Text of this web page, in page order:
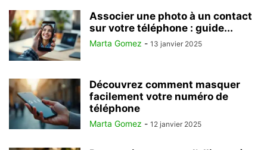
Associer une photo à un contact
sur votre téléphone : guide...
Marta Gomez - 13 janvier 2025
Découvrez comment masquer
facilement votre numéro de
téléphone
Marta Gomez - 12 janvier 2025